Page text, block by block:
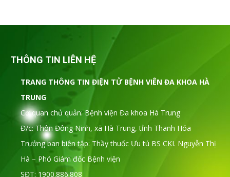
THÔNG TIN LIÊN HỆ
TRANG THÔNG TIN ĐIỆN TỬ BỆNH VIÊN ĐA KHOA HÀ
TRUNG
Cơ quan chủ quản: Bệnh viện Đa khoa Hà Trung
Đ/c: Thôn Đông Ninh, xã Hà Trung, tỉnh Thanh Hóa
Trưởng ban biên tập: Thầy thuốc Ưu tú BS CKI. Nguyễn Thị
Hà – Phó Giám đốc Bệnh viện
SĐT: 1900.886.808